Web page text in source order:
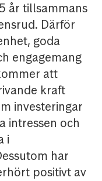
år tillsammans
Därför
goda
engagemang
att
kraft
investeringar
intressen och
i
har
positivt av